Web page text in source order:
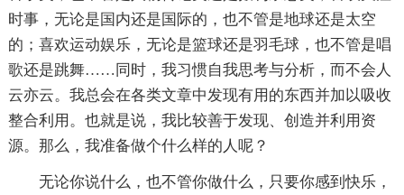
时事，无论是国内还是国际的，也不管是地球还是太空
的；喜欢运动娱乐，无论是篮球还是羽毛球，也不管是唱
歌还是跳舞……同时，我习惯自我思考与分析，而不会人
云亦云。我总会在各类文章中发现有用的东西并加以吸收
整合利用。也就是说，我比较善于发现、创造并利用资
源。那么，我准备做个什么样的人呢？
无论你说什么，也不管你做什么，只要你感到快乐，